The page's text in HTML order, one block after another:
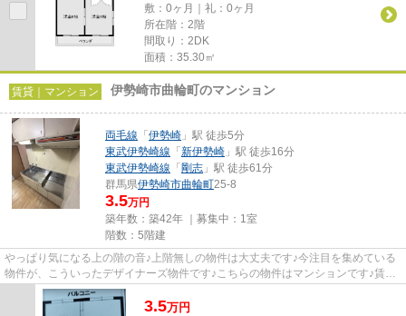
敷：0ヶ月｜礼：0ヶ月
所在階：2階
間取り：2DK
面積：35.30㎡
賃貸｜マンション 伊勢崎市曲輪町のマンション
両毛線 「 伊勢崎 」駅 徒歩5分
東武伊勢崎線 「 新伊勢崎 」駅 徒歩16分
東武伊勢崎線 「 剛志 」駅 徒歩61分
群馬県伊勢崎市曲輪町25-8
3.5万円
築年数：築42年 ｜募集中： 1室
階数：5階建
やっぱり気になる上の階の音♪上階無しの物件は大丈夫です♪今注目を集めている
物件が、こういったデザイナーズ物件です♪こちらの物件はマンションです♪賃料
5万円以下の物件をお探しのお...
3.5万円